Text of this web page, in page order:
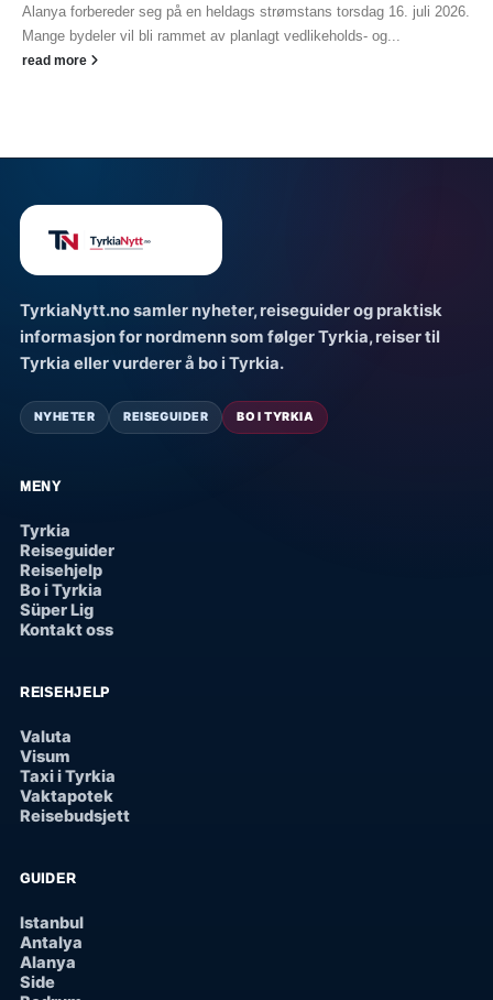
Alanya forbereder seg på en heldags strømstans torsdag 16. juli 2026.
Mange bydeler vil bli rammet av planlagt vedlikeholds- og...
read more
TyrkiaNytt.no samler nyheter, reiseguider og praktisk
informasjon for nordmenn som følger Tyrkia, reiser til
Tyrkia eller vurderer å bo i Tyrkia.
NYHETER REISEGUIDER BO I TYRKIA
MENY
Tyrkia
Reiseguider
Reisehjelp
Bo i Tyrkia
Süper Lig
Kontakt oss
REISEHJELP
Valuta
Visum
Taxi i Tyrkia
Vaktapotek
Reisebudsjett
GUIDER
Istanbul
Antalya
Alanya
Side